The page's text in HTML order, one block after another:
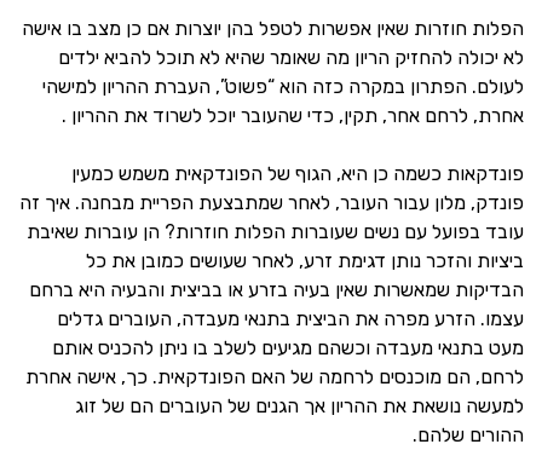
הפלות חוזרות שאין אפשרות לטפל בהן יוצרות אם כן מצב בו אישה
לא יכולה להחזיק הריון מה שאומר שהיא לא תוכל להביא ילדים
לעולם. הפתרון במקרה כזה הוא “פשוט”, העברת ההריון למישהי
אחרת, לרחם אחר, תקין, כדי שהעובר יוכל לשרוד את ההריון .
פונדקאות כשמה כן היא, הגוף של הפונדקאית משמש כמעין
פונדק, מלון עבור העובר, לאחר שמתבצעת הפריית מבחנה. איך זה
עובד בפועל עם נשים שעוברות הפלות חוזרות? הן עוברות שאיבת
ביציות והזכר נותן דגימת זרע, לאחר שעושים כמובן את כל
הבדיקות שמאשרות שאין בעיה בזרע או בביצית והבעיה היא ברחם
עצמו. הזרע מפרה את הביצית בתנאי מעבדה, העוברים גדלים
מעט בתנאי מעבדה וכשהם מגיעים לשלב בו ניתן להכניס אותם
לרחם, הם מוכנסים לרחמה של האם הפונדקאית. כך, אישה אחרת
למעשה נושאת את ההריון אך הגנים של העוברים הם של זוג
ההורים שלהם.